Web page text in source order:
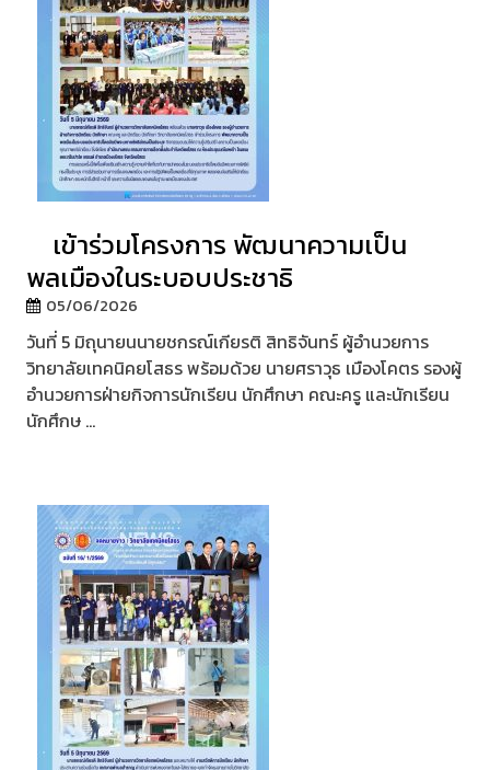
เข้าร่วมโครงการ พัฒนาความเป็น
พลเมืองในระบอบประชาธิ
05/06/2026
วันที่ 5 มิถุนายนนายชกรณ์เกียรติ สิทธิจันทร์ ผู้อำนวยการ
วิทยาลัยเทคนิคยโสธร พร้อมด้วย นายศราวุธ เมืองโคตร รองผู้
อำนวยการฝ่ายกิจการนักเรียน นักศึกษา คณะครู และนักเรียน
นักศึกษ ...